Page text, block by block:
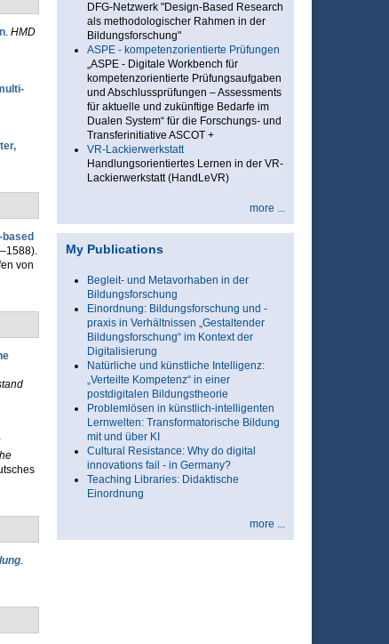
. HMD
von
.
DFG-Netzwerk "Design-Based Research
als methodologischer Rahmen in der
Bildungsforschung"
ASPE - kompetenzorientierte Prüfungen
„ASPE - Digitale Workbench für
kompetenzorientierte Prüfungsaufgaben
und Abschlussprüfungen – Assessments
für aktuelle und zukünftige Bedarfe im
Dualen System“ für die Forschungs- und
Transferinitiative ASCOT +
VR-Lackierwerkstatt
Handlungsorientiertes Lernen in der VR-
Lackierwerkstatt (HandLeVR)
more ...
My Publications
Begleit- und Metavorhaben in der
Bildungsforschung
Einordnung: Bildungsforschung und -
praxis in Verhältnissen „Gestaltender
Bildungsforschung“ im Kontext der
Digitalisierung
Natürliche und künstliche Intelligenz:
„Verteilte Kompetenz“ in einer
postdigitalen Bildungstheorie
Problemlösen in künstlich-intelligenten
Lernwelten: Transformatorische Bildung
mit und über KI
Cultural Resistance: Why do digital
innovations fail - in Germany?
Teaching Libraries: Didaktische
Einordnung
more ...